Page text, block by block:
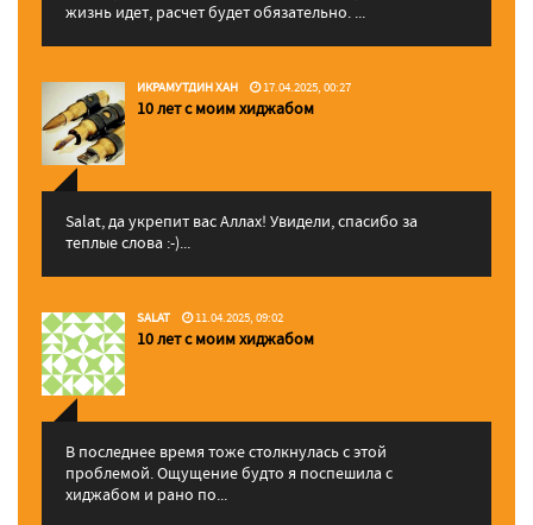
жизнь идет, расчет будет обязательно. ...
ИКРАМУТДИН ХАН 17.04.2025, 00:27
10 лет с моим хиджабом
Salat, да укрепит вас Аллаx! Увидели, спасибо за
теплые слова :-)...
SALAT 11.04.2025, 09:02
10 лет с моим хиджабом
В последнее время тоже столкнулась с этой
проблемой. Ощущение будто я поспешила с
хиджабом и рано по...